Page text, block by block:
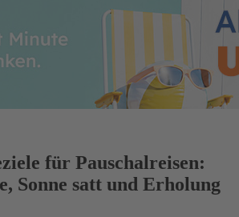
für Pauschalreisen:
Sonne satt und Erholung